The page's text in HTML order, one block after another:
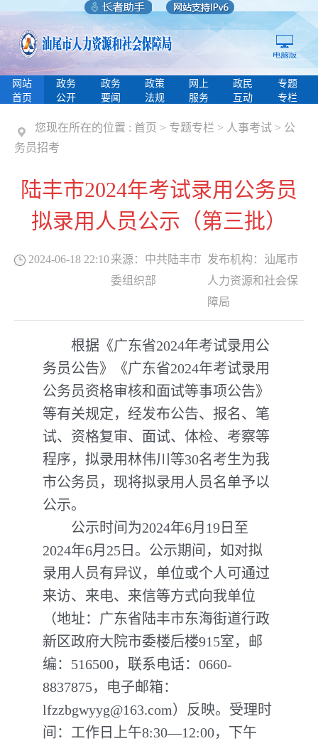
网站
首页
政务
公开
政务
要闻
政策
法规
网上
服务
政民
互动
专题
专栏
您现在所在的位置 : 首页 > 专题专栏 > 人事考试 > 公
务员招考
陆丰市2024年考试录用公务员
拟录用人员公示（第三批）
2024-06-18 22:10来源： 中共陆丰市
委组织部
发布机构： 汕尾市
人力资源和社会保
障局
根据《广东省2024年考试录用公
务员公告》《广东省2024年考试录用
公务员资格审核和面试等事项公告》
等有关规定，经发布公告、报名、笔
试、资格复审、面试、体检、考察等
程序，拟录用林伟川等30名考生为我
市公务员，现将拟录用人员名单予以
公示。
公示时间为2024年6月19日至
2024年6月25日。公示期间，如对拟
录用人员有异议，单位或个人可通过
来访、来电、来信等方式向我单位
（地址：广东省陆丰市东海街道行政
新区政府大院市委楼后楼915室，邮
编：516500，联系电话：0660-
8837875，电子邮箱：
lfzzbgwyyg@163.com）反映。受理时
间：工作日上午8:30—12:00，下午